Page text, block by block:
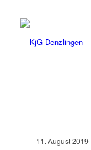
11. August 2019